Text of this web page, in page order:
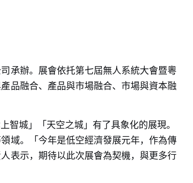
承辦。展會依托第七屆無人系統大會暨粵
品融合、產品與市場融合、市場與資本融
城」「天空之城」有了具象化的展現。
域。「今年是低空經濟發展元年，作為傳
表示，期待以此次展會為契機，與更多行